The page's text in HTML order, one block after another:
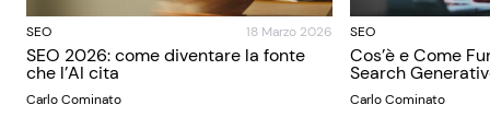
SEO 18 Marzo 2026
SEO 2026: come diventare la fonte
che l’AI cita
Carlo Cominato
SEO
Cos’è e Come
Search
Carlo Cominato